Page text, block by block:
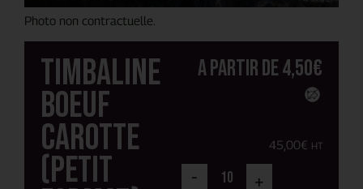
Photo non contractuelle.
Timbaline
boeuf
carotte
(petit
A partir de4,50€
45,00€ HT
- +